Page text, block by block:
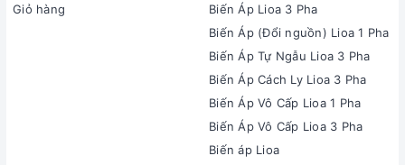
Giỏ hàng
Biến Áp Lioa 3 Pha
Biến Áp (Đổi nguồn) Lioa 1 Pha
Biến Áp Tự Ngẫu Lioa 3 Pha
Biến Áp Cách Ly Lioa 3 Pha
Biến Áp Vô Cấp Lioa 1 Pha
Biến Áp Vô Cấp Lioa 3 Pha
Biến áp Lioa